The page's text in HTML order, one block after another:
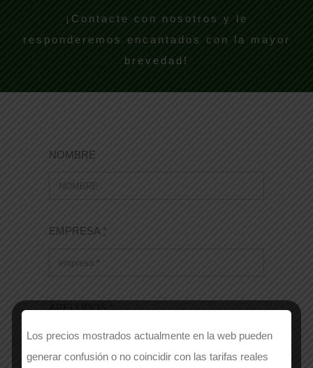
¡Contacte con nosotros y le
responderemos encantados con la mayor
brevedad!
NOMBRE
EMPRESA *
APELLIDOS*
Los precios mostrados actualmente en la web pueden
generar confusión o no coincidir con las tarifas reales